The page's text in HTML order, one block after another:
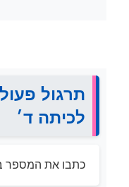
תרגול
לכיתה ד׳
כתבו את המספר